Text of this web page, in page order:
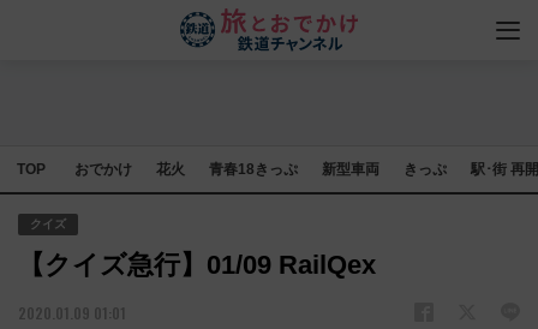
TOP おでかけ 花火 青春18きっぷ 新型車両 きっぷ 駅･街 再
クイズ
【クイズ急行】01/09 RailQex
2020.01.09 01:01